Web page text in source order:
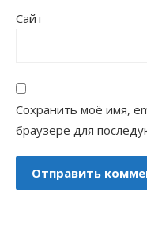
Сайт
Сохранить моё имя,
браузере для